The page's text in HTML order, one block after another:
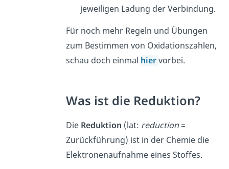
jeweiligen Ladung der Verbindung.
Für noch mehr Regeln und Übungen
zum Bestimmen von Oxidationszahlen,
schau doch einmal hiervorbei.
Was ist die Reduktion?
Die Reduktion (lat: reduction=
Zurückführung) ist in der Chemie die
Elektronenaufnahme eines Stoffes.